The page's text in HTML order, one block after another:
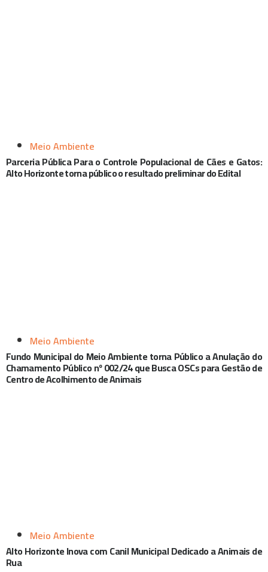
Meio Ambiente
Parceria Pública Para o Controle Populacional de Cães e Gatos:
Alto Horizonte torna público o resultado preliminar do Edital
Meio Ambiente
Fundo Municipal do Meio Ambiente torna Público a Anulação do
Chamamento Público nº 002/24 que Busca OSCs para Gestão de
Centro de Acolhimento de Animais
Meio Ambiente
Alto Horizonte Inova com Canil Municipal Dedicado a Animais de
Rua